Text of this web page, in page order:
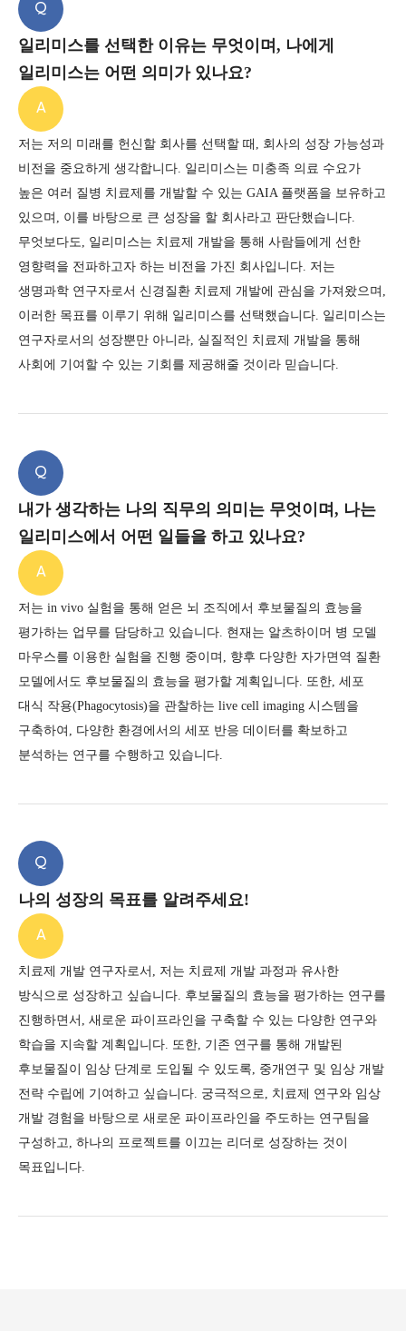
Q
일리미스를 선택한 이유는 무엇이며, 나에게
일리미스는 어떤 의미가 있나요?
A
저는 저의 미래를 헌신할 회사를 선택할 때, 회사의 성장 가능성과
비전을 중요하게 생각합니다. 일리미스는 미충족 의료 수요가
높은 여러 질병 치료제를 개발할 수 있는 GAIA 플랫폼을 보유하고
있으며,
이를 바탕으로 큰 성장을 할 회사라고 판단했습니다.
무엇보다도, 일리미스는 치료제 개발을 통해 사람들에게 선한
영향력을 전파하고자 하는 비전을 가진 회사입니다. 저는
생명과학 연구자로서 신경질환 치료제 개발에 관심을 가져왔으며,
이러한 목표를 이루기 위해 일리미스를 선택했습니다. 일리미스는
연구자로서의 성장뿐만 아니라, 실질적인 치료제 개발을 통해
사회에 기여할 수 있는 기회를 제공해줄 것이라 믿습니다.
Q
내가 생각하는 나의 직무의 의미는 무엇이며, 나는
일리미스에서 어떤 일들을 하고 있나요?
A
저는 in vivo 실험을 통해 얻은 뇌 조직에서 후보물질의 효능을
평가하는 업무를 담당하고 있습니다. 현재는 알츠하이머 병 모델
마우스를 이용한 실험을 진행 중이며,
향후 다양한 자가면역 질환
모델에서도 후보물질의 효능을 평가할 계획입니다.
또한, 세포
대식 작용(Phagocytosis)을 관찰하는 live cell imaging 시스템을
구축하여,
다양한 환경에서의 세포 반응 데이터를 확보하고
분석하는 연구를 수행하고 있습니다.
Q
나의 성장의 목표를 알려주세요!
A
치료제 개발 연구자로서, 저는 치료제 개발 과정과 유사한
방식으로 성장하고 싶습니다. 후보물질의 효능을 평가하는 연구를
진행하면서, 새로운 파이프라인을 구축할 수 있는 다양한 연구와
학습을 지속할 계획입니다.
또한, 기존 연구를 통해 개발된
후보물질이 임상 단계로 도입될 수 있도록,
중개연구 및 임상 개발
전략 수립에 기여하고 싶습니다. 궁극적으로, 치료제 연구와 임상
개발 경험을 바탕으로 새로운 파이프라인을 주도하는 연구팀을
구성하고,
하나의 프로젝트를 이끄는 리더로 성장하는 것이
목표입니다.